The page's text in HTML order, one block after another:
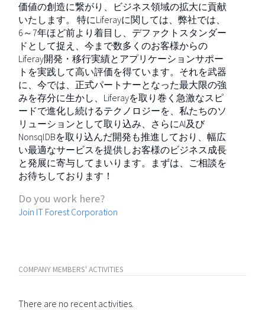
価値の創造に繋がり、ビジネス領域の拡大に貢献
いたします。 特にLiferayに関しては、弊社では、
6～7年ほど前より着目し、デファクトスタンダー
ドとして捉え、今まで数多くのお客様からの
Liferay開発・移行実績とアプリケーションサポー
トを実践して高い評価を得ています。それを武器
に、今では、正式パートナーとなった最大限の強
みを存分に生かし、Liferayを取り巻く急激なスピ
ードで進化し続けるテクノロジーを、私たちのソ
リューションとして取り込み、さらにAI及び
NonsqlDBを取り込んだ開発も推進しており、幅広
い最適なサービスを提供しお客様のビジネス成長
と発展に寄与してまいります。まずは、ご相談を
お待ちしております！
Do you work here?
Join IT Forest Corporation
COMPANY MEMBERS' ACTIVITIES
There are no recent activities.